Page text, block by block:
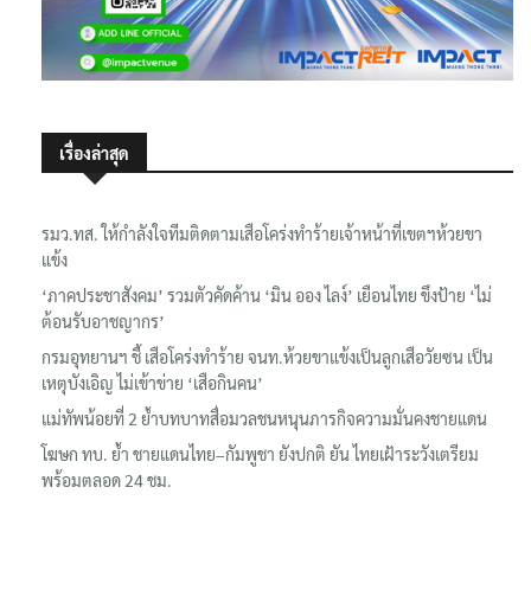
เรื่องล่าสุด
รมว.ทส. ให้กำลังใจทีมติดตามเสือโคร่งทำร้ายเจ้าหน้าที่เขตฯห้วยขา
แข้ง
‘ภาคประชาสังคม’ รวมตัวคัดค้าน ‘มิน ออง ไลง์’ เยือนไทย ขึงป้าย ‘ไม่
ต้อนรับอาชญากร’
กรมอุทยานฯ ชี้ เสือโคร่งทำร้าย จนท.ห้วยขาแข้งเป็นลูกเสือวัยซน เป็น
เหตุบังเอิญ ไม่เข้าข่าย ‘เสือกินคน’
แม่ทัพน้อยที่ 2 ย้ำบทบาทสื่อมวลชนหนุนภารกิจความมั่นคงชายแดน
โฆษก ทบ. ย้ำ ชายแดนไทย–กัมพูชา ยังปกติ ยัน ไทยเฝ้าระวังเตรียม
พร้อมตลอด 24 ชม.